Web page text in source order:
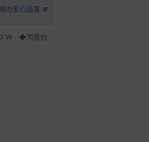
の安心品質
W ◆消費効